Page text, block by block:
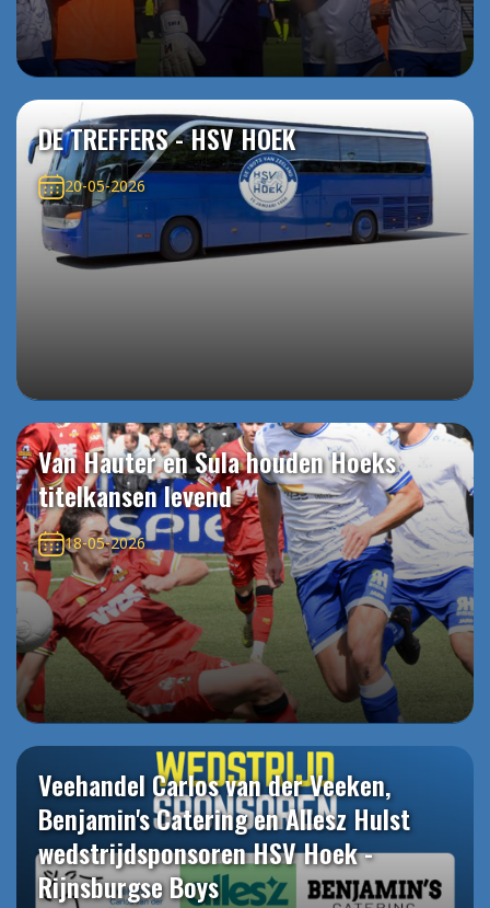
DE TREFFERS - HSV HOEK
20-05-2026
Van Hauter en Sula houden Hoeks
titelkansen levend
18-05-2026
Veehandel Carlos van der Veeken,
Benjamin's Catering en Allesz Hulst
wedstrijdsponsoren HSV Hoek -
Rijnsburgse Boys